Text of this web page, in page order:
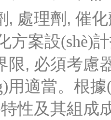
, 處理劑 , 催
方案設(shè)
限, 必須考慮
用適當。根
料特性及其